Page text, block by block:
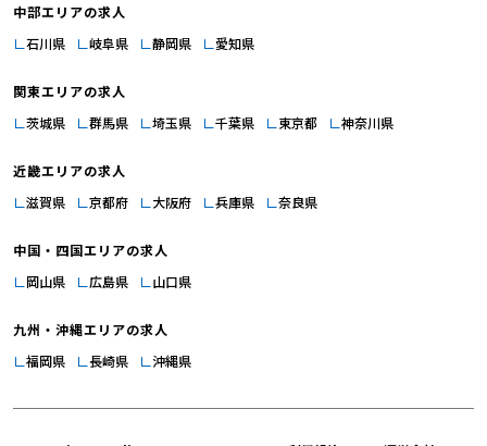
中部エリアの求人
石川県
岐阜県 静岡県 愛知県
関東エリアの求人
茨城県
群馬県 埼玉県 千葉県 東京都 神奈川県
近畿エリアの求人
滋賀県
京都府 大阪府 兵庫県 奈良県
中国・四国エリアの求人
岡山県
広島県 山口県
九州・沖縄エリアの求人
福岡県
長崎県 沖縄県